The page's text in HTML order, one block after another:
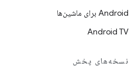
Android برای ماشین‌ها
Android TV
نسخه‌های پخش